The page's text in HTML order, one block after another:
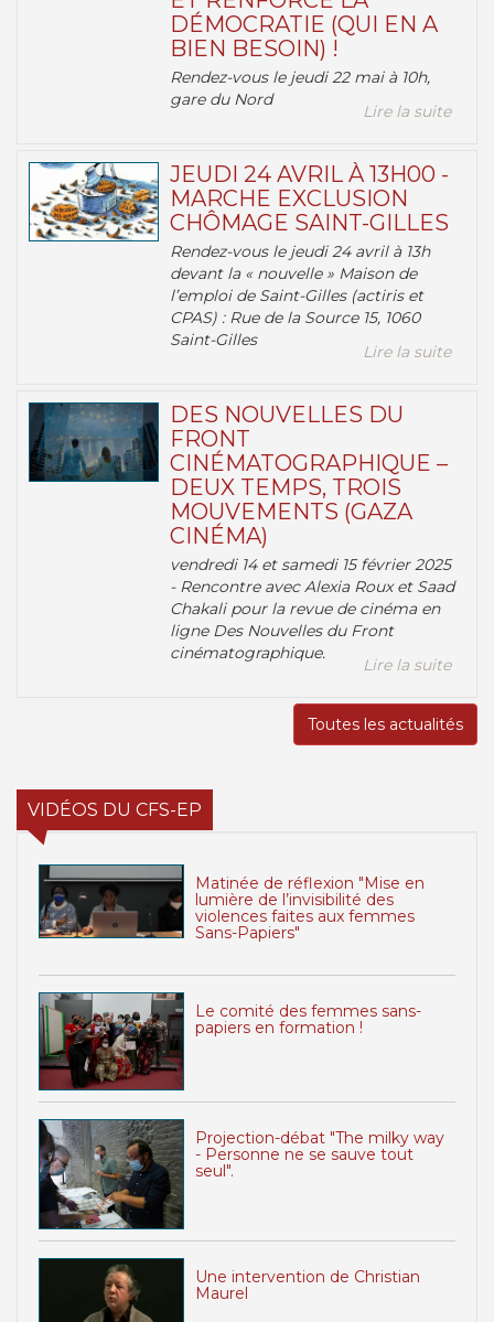
DÉMOCRATIE (QUI EN A
BIEN BESOIN) !
Rendez-vous le jeudi 22 mai à 10h,
gare du Nord
Lire la suite
JEUDI 24 AVRIL À 13H00 -
MARCHE EXCLUSION
CHÔMAGE SAINT-GILLES
Rendez-vous le jeudi 24 avril à 13h
devant la « nouvelle » Maison de
l’emploi de Saint-Gilles (actiris et
CPAS) : Rue de la Source 15, 1060
Saint-Gilles
Lire la suite
DES NOUVELLES DU
FRONT
CINÉMATOGRAPHIQUE –
DEUX TEMPS, TROIS
MOUVEMENTS (GAZA
CINÉMA)
vendredi 14 et samedi 15 février 2025
- Rencontre avec Alexia Roux et Saad
Chakali pour la revue de cinéma en
ligne Des Nouvelles du Front
cinématographique.
Lire la suite
Toutes les actualités
VIDÉOS DU CFS-EP
Matinée de réflexion "Mise en
lumière de l’invisibilité des
violences faites aux femmes
Sans-Papiers"
Le comité des femmes sans-
papiers en formation !
Projection-débat "The milky way
- Personne ne se sauve tout
seul".
Une intervention de Christian
Maurel